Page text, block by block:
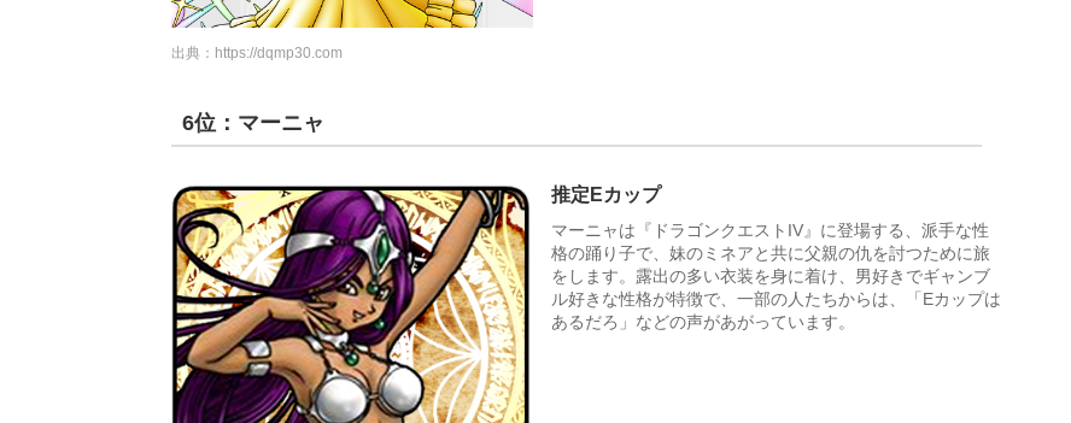
出典： https://dqmp30.com
6位：マーニャ
推定Eカップ
マーニャは『ドラゴンクエストIV』に登場する、派手な性
格の踊り子で、妹のミネアと共に父親の仇を討つために旅
をします。露出の多い衣装を身に着け、男好きでギャンブ
ル好きな性格が特徴で、一部の人たちからは、「Eカップは
あるだろ」などの声があがっています。